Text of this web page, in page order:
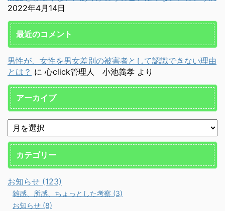
2022年4月14日
最近のコメント
男性が、女性を男女差別の被害者として認識できない理由
とは？ に 心click管理人 小池義孝 より
アーカイブ
カテゴリー
お知らせ (123)
雑感、所感、ちょっとした考察 (3)
お知らせ (8)